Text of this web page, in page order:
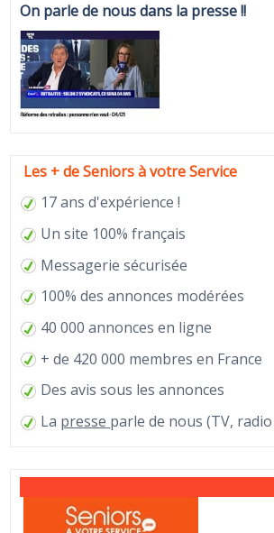
On parle de nous dans la presse !!
Les + de Seniors à votre Service
17 ans d'expérience !
Un site 100% français
Messagerie sécurisée
100% des annonces modérées
40 000 annonces en ligne
+ de 420 000 membres en France
Des avis sous les annonces
La presse parle de nous (TV, radio